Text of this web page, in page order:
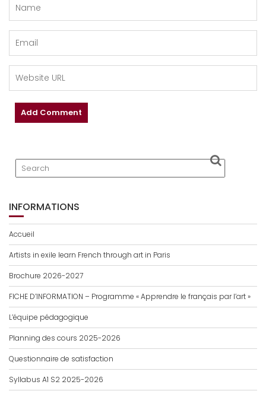
INFORMATIONS
Accueil
Artists in exile learn French through art in Paris
Brochure 2026-2027
FICHE D’INFORMATION – Programme « Apprendre le français par l’art »
L’équipe pédagogique
Planning des cours 2025-2026
Questionnaire de satisfaction
Syllabus A1 S2 2025-2026